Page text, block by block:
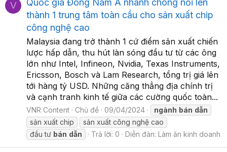
V
Quốc gia Đông Nam Á nhanh chóng nổi lên
thành 1 trung tâm toàn cầu cho sản xuất chip
công nghệ cao
Malaysia đang trở thành 1 cứ điểm sản xuất chiến
lược hấp dẫn, thu hút làn sóng đầu tư từ các ông
lớn như Intel, Infineon, Nvidia, Texas Instruments,
Ericsson, Bosch và Lam Research, tổng trị giá lên
tới hàng tỷ USD. Những căng thẳng địa chính trị
và cạnh tranh kinh tế giữa các cường quốc toàn...
VNR Content Chủ đề 09/04/2024 ngành bán dẫn
sản xuất chip
sản xuất công nghệ cao
đầu tư bán dẫn Trả lời: 0 Diễn đàn: Làm ăn kinh doanh